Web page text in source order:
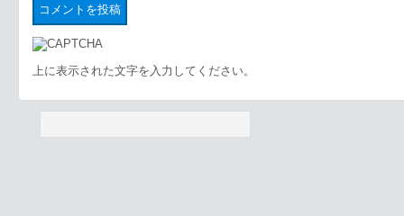
上に表示された文字を入力してください。